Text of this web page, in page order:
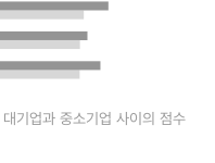
기업과 중소기업 사이의 점수